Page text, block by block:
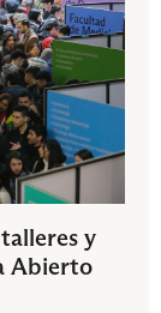
y
Abierto